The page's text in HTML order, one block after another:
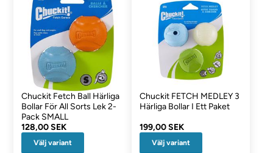
Chuckit Fetch Ball Härliga
Bollar För All Sorts Lek 2-
Pack SMALL
128,00 SEK
Välj variant
Chuckit FETCH MEDLEY 3
Härliga Bollar I Ett Paket
199,00 SEK
Välj variant